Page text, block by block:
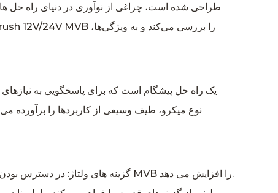
گزینه های ولتاژ: در دسترس بودن هر دو گزینه 12 ولت و 24 ولت به کاربران امکان می دهد ولتاژ را بر اساس نیازهای خاص خود انتخاب کنند و تطبیق پذیری سری MVB را افزایش می دهد.